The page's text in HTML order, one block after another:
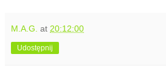
M.A.G. at 20:12:00
Udostępnij